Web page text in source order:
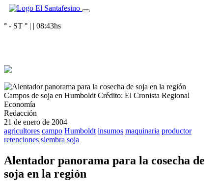
° - ST ° | | 08:43hs
Campos de soja en Humboldt Crédito: El Cronista Regional
Economía
Redacción
21 de enero de 2004
agricultores campo Humboldt insumos maquinaria productor
retenciones siembra soja
Alentador panorama para la cosecha de
soja en la región